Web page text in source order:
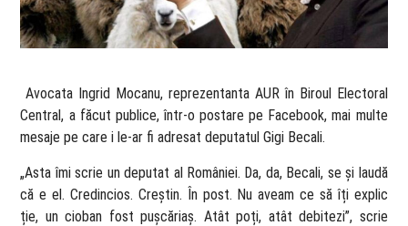
​ Avocata Ingrid Mocanu, reprezentanta AUR în Biroul Electoral
Central, a făcut publice, într-o postare pe Facebook, mai multe
mesaje pe care i le-ar fi adresat deputatul Gigi Becali.
„Asta îmi scrie un deputat al României. Da, da, Becali, se și laudă
că e el. Credincios. Creștin. În post. Nu aveam ce să îți explic
ție, un cioban fost pușcăriaș. Atât poți, atât debitezi”, scrie